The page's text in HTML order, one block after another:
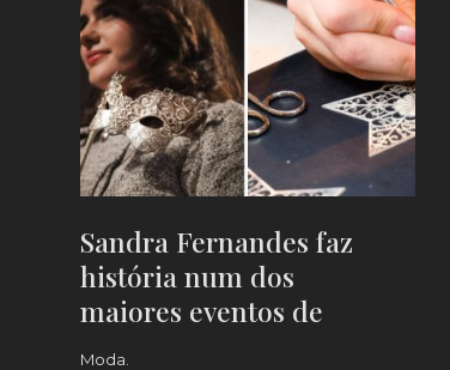
Sandra Fernandes faz
história num dos
maiores eventos de
moda do País
Moda.